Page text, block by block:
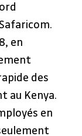
en
des
au Kenya.
en